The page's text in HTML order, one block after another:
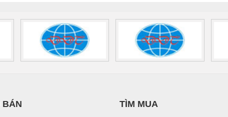
BÁN TÌM MUA